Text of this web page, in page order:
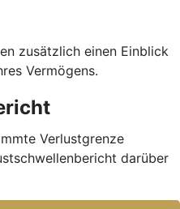
zusätzlich einen Einblick
Vermögens.
Verlustgrenze
darüber